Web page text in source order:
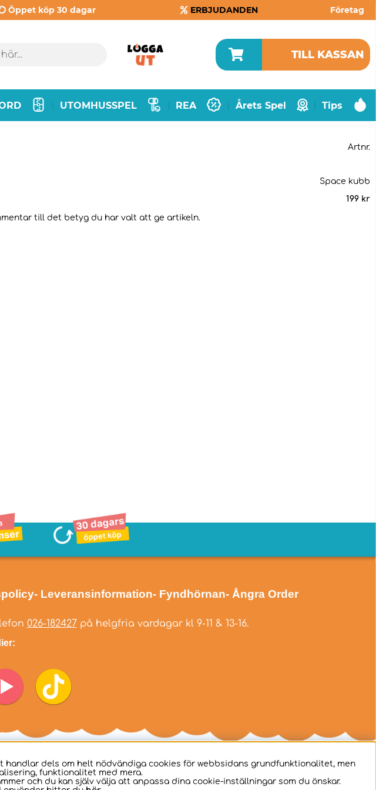
Öppet köp 30 dagar ERBJUDANDEN Företag
TILL KASSAN
UTOMHUSSPEL REA Årets Spel Tips
Artnr.
Space kubb
199 kr
till det betyg du har valt att ge artikeln.
- Leveransinformation- Fyndhörnan- Ångra Order
026-182427på helgfria vardagar kl 9-11 & 13-16.
dels om helt nödvändiga cookies för webbsidans grundfunktionalitet, men
funktionalitet med mera.
och du kan själv välja att anpassa dina cookie-inställningar som du önskar.